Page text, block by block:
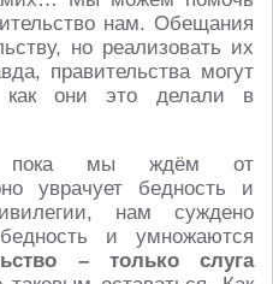
нам. Обещания
но реализовать их
правительства могут
как они это делали в
мы ждём от
уврачует бедность и
нам суждено
и умножаются
– только слуга